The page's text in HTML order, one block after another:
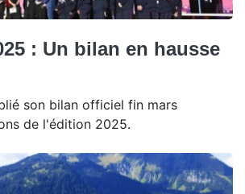
: Un bilan en hausse
son bilan officiel fin mars
de l'édition 2025.